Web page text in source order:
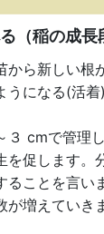
（稲の成長
から新しい根
うになる(活着
３ cmで管理
を促します。
ることを言い
増えていき